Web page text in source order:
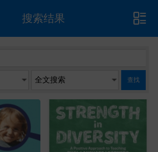
搜索结果
查找